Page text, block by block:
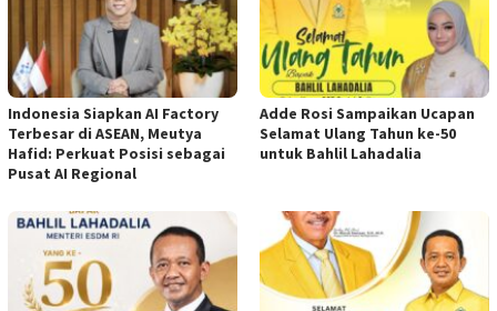
Indonesia Siapkan AI Factory
Terbesar di ASEAN, Meutya
Hafid: Perkuat Posisi sebagai
Pusat AI Regional
Adde Rosi Sampaikan Ucapan
Selamat Ulang Tahun ke-50
untuk Bahlil Lahadalia